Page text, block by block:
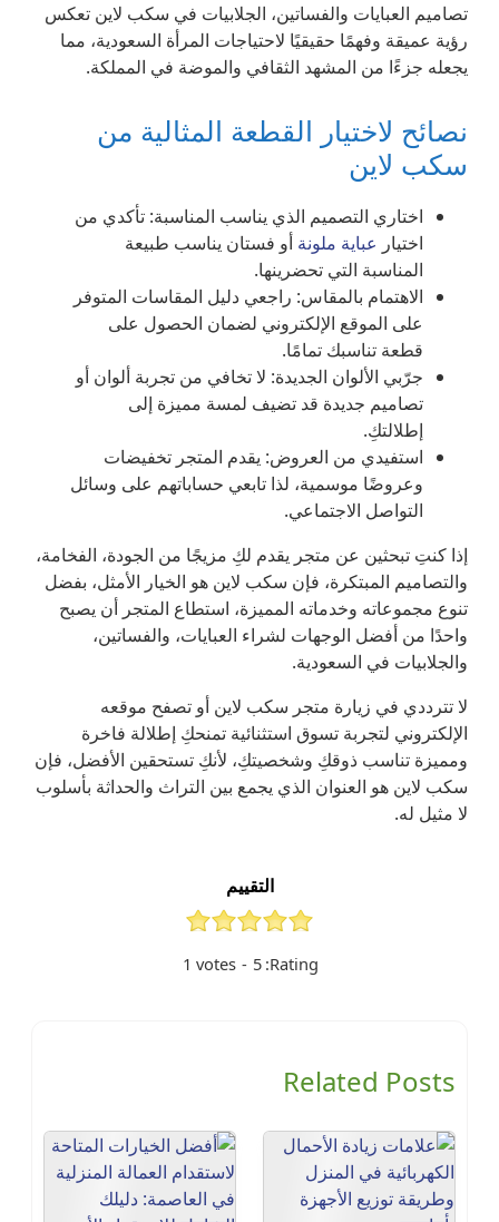
تصاميم العبايات والفساتين، الجلابيات في سكب لاين تعكس
رؤية عميقة وفهمًا حقيقيًا لاحتياجات المرأة السعودية، مما
يجعله جزءًا من المشهد الثقافي والموضة في المملكة.
نصائح لاختيار القطعة المثالية من
سكب لاين
اختاري التصميم الذي يناسب المناسبة: تأكدي من
اختيار عباية ملونة أو فستان يناسب طبيعة
المناسبة التي تحضرينها.
الاهتمام بالمقاس: راجعي دليل المقاسات المتوفر
على الموقع الإلكتروني لضمان الحصول على
قطعة تناسبك تمامًا.
جرّبي الألوان الجديدة: لا تخافي من تجربة ألوان أو
تصاميم جديدة قد تضيف لمسة مميزة إلى
إطلالتكِ.
استفيدي من العروض: يقدم المتجر تخفيضات
وعروضًا موسمية، لذا تابعي حساباتهم على وسائل
التواصل الاجتماعي.
إذا كنتِ تبحثين عن متجر يقدم لكِ مزيجًا من الجودة، الفخامة،
والتصاميم المبتكرة، فإن سكب لاين هو الخيار الأمثل، بفضل
تنوع مجموعاته وخدماته المميزة، استطاع المتجر أن يصبح
واحدًا من أفضل الوجهات لشراء العبايات، والفساتين،
والجلابيات في السعودية.
لا تترددي في زيارة متجر سكب لاين أو تصفح موقعه
الإلكتروني لتجربة تسوق استثنائية تمنحكِ إطلالة فاخرة
ومميزة تناسب ذوقكِ وشخصيتكِ، لأنكِ تستحقين الأفضل، فإن
سكب لاين هو العنوان الذي يجمع بين التراث والحداثة بأسلوب
لا مثيل له.
التقييم
Rating:
5
-
1votes
Related Posts